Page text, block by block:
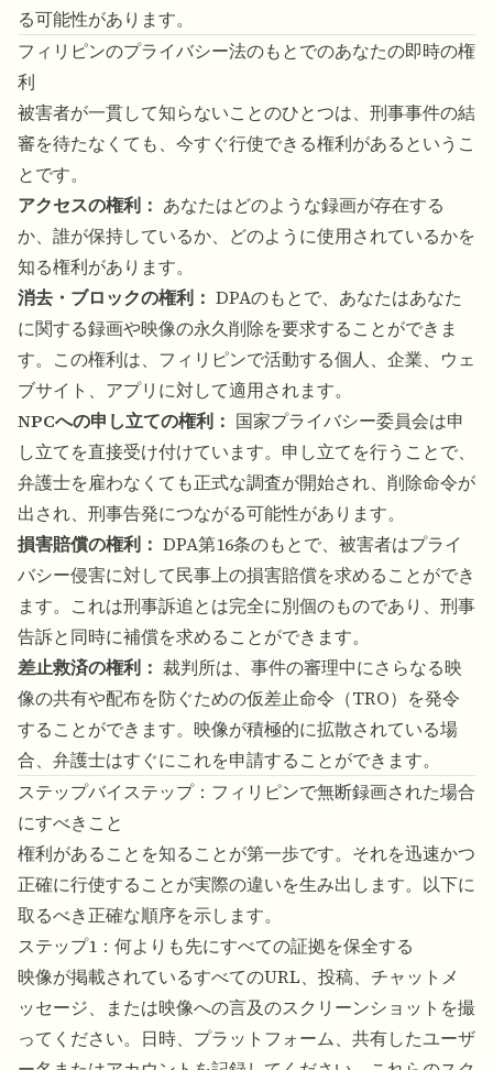
る可能性があります。
フィリピンのプライバシー法のもとでのあなたの即時の権
利
被害者が一貫して知らないことのひとつは、刑事事件の結
審を待たなくても、今すぐ行使できる権利があるというこ
とです。
アクセスの権利： あなたはどのような録画が存在する
か、誰が保持しているか、どのように使用されているかを
知る権利があります。
消去・ブロックの権利： DPAのもとで、あなたはあなた
に関する録画や映像の永久削除を要求することができま
す。この権利は、フィリピンで活動する個人、企業、ウェ
ブサイト、アプリに対して適用されます。
NPCへの申し立ての権利： 国家プライバシー委員会は申
し立てを直接受け付けています。申し立てを行うことで、
弁護士を雇わなくても正式な調査が開始され、削除命令が
出され、刑事告発につながる可能性があります。
損害賠償の権利： DPA第16条のもとで、被害者はプライ
バシー侵害に対して民事上の損害賠償を求めることができ
ます。これは刑事訴追とは完全に別個のものであり、刑事
告訴と同時に補償を求めることができます。
差止救済の権利： 裁判所は、事件の審理中にさらなる映
像の共有や配布を防ぐための仮差止命令（TRO）を発令
することができます。映像が積極的に拡散されている場
合、弁護士はすぐにこれを申請することができます。
ステップバイステップ：フィリピンで無断録画された場合
にすべきこと
権利があることを知ることが第一歩です。それを迅速かつ
正確に行使することが実際の違いを生み出します。以下に
取るべき正確な順序を示します。
ステップ1：何よりも先にすべての証拠を保全する
映像が掲載されているすべてのURL、投稿、チャットメ
ッセージ、または映像への言及のスクリーンショットを撮
ってください。日時、プラットフォーム、共有したユーザ